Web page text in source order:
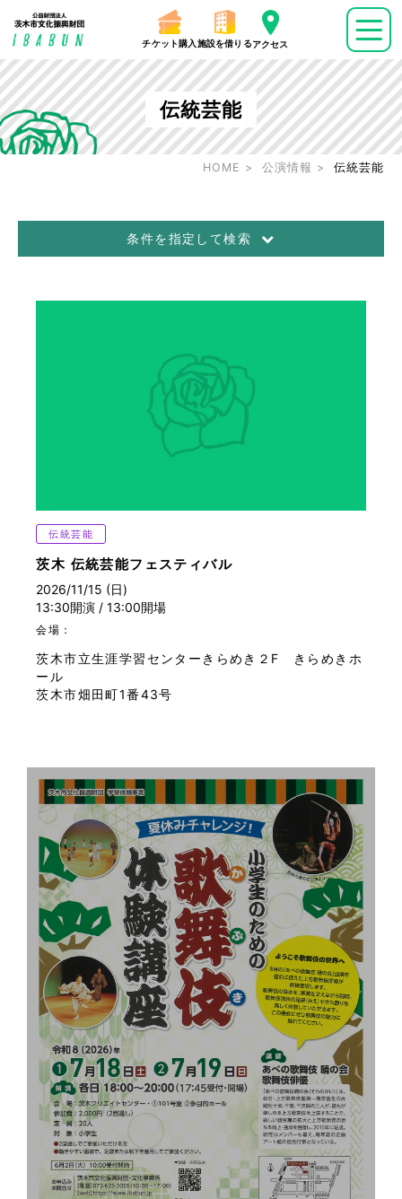
チケット購入 施設を借りるアクセス
伝統芸能
HOME 公演情報 伝統芸能
条件を指定して検索
音楽
演劇
大衆芸能
伝統芸能
その他
フリーワード
伝統芸能
茨木 伝統芸能フェスティバル
2026/11/15 (日)
13:30開演 / 13:00開場
会場：
茨木市立生涯学習センターきらめき２F きらめきホ
ール
茨木市畑田町1番43号